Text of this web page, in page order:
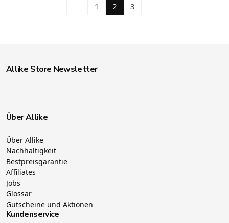
1 2 3
Allike Store Newsletter
Über Allike
Über Allike
Nachhaltigkeit
Bestpreisgarantie
Affiliates
Jobs
Glossar
Gutscheine und Aktionen
Kundenservice